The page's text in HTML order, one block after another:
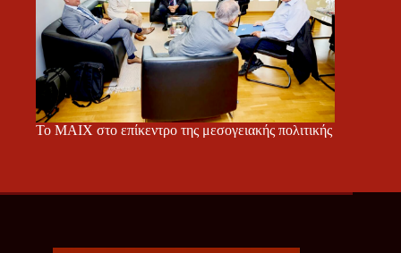
Το ΜΑΙΧ στο επίκεντρο της μεσογειακής πολιτικής